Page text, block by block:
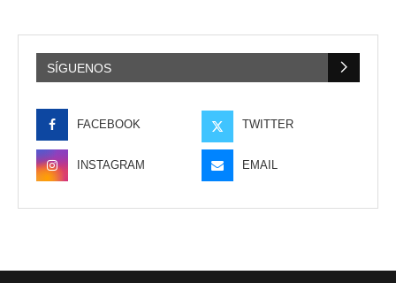
SÍGUENOS
FACEBOOK TWITTER
INSTAGRAM EMAIL